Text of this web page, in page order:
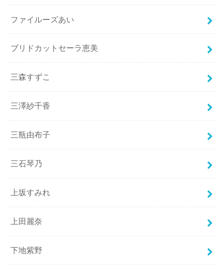
ファイルーズあい
ブリドカットセーラ恵美
三森すずこ
三澤紗千香
三瓶由布子
三石琴乃
上坂すみれ
上田麗奈
下地紫野